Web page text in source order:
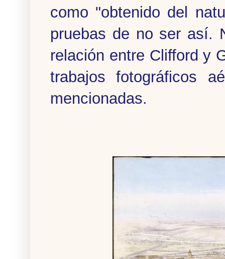
como "obtenido del
pruebas de no ser así.
relación entre Clifford y
trabajos fotográficos
mencionadas.